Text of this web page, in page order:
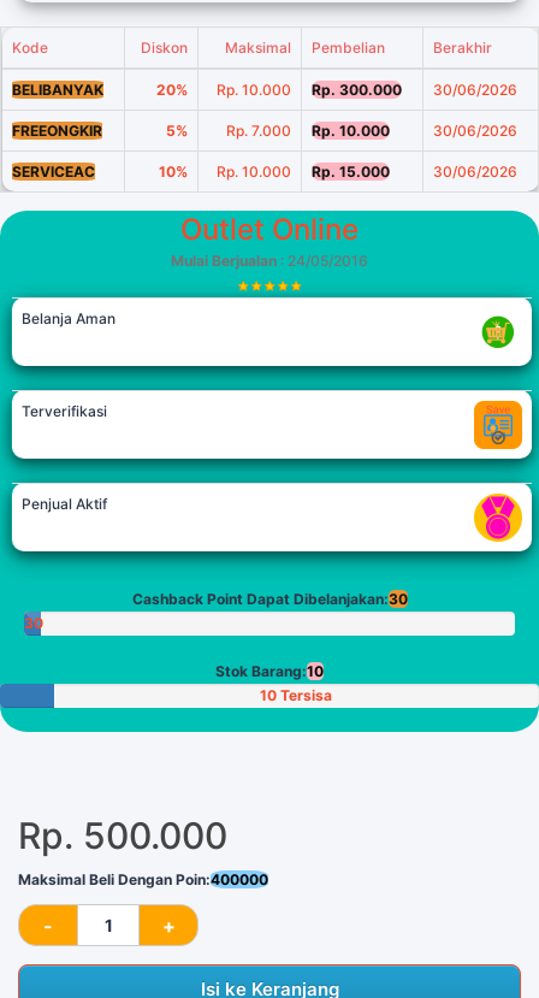
Kode Diskon Maksimal Pembelian Berakhir
BELIBANYAK 20% Rp. 10.000 Rp. 300.000 30/06/2026
FREEONGKIR 5% Rp. 7.000 Rp. 10.000 30/06/2026
SERVICEAC 10% Rp. 10.000 Rp. 15.000 30/06/2026
Outlet Online
Mulai Berjualan : 24/05/2016
Belanja Aman
Terverifikasi
Penjual Aktif
Cashback Point Dapat Dibelanjakan:30
30
Stok Barang:10
10 Tersisa
Rp. 500.000
Maksimal Beli Dengan Poin:400000
Isi ke Keranjang